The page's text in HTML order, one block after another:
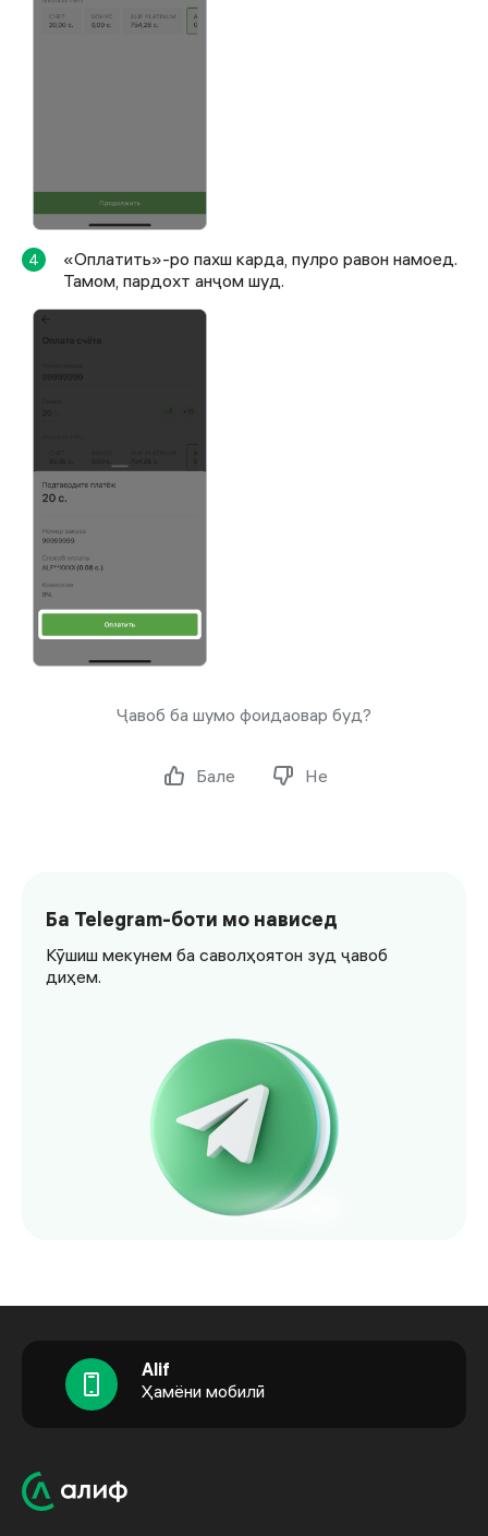
4
«Оплатить»-ро пахш карда, пулро равон намоед.
Тамом, пардохт анҷом шуд.
Ҷавоб ба шумо фоидаовар буд?
Бале Не
Ба Telegram-боти мо нависед
Кӯшиш мекунем ба саволҳоятон зуд ҷавоб
диҳем.
Alif
Ҳамёни мобилӣ